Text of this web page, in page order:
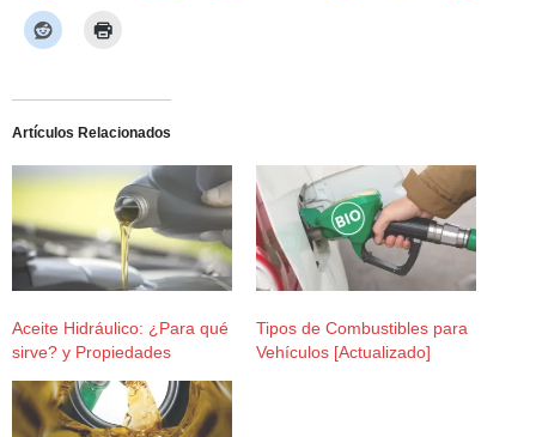
Artículos Relacionados
Aceite Hidráulico: ¿Para qué
sirve? y Propiedades
Tipos de Combustibles para
Vehículos [Actualizado]